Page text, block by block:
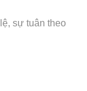
sự tuân theo